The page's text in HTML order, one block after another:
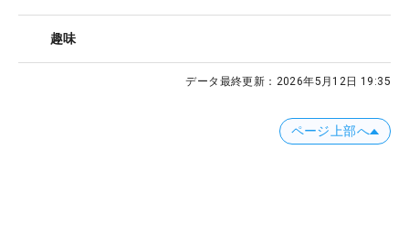
趣味
データ最終更新： 2026年5月12日 19:35
ページ上部へ